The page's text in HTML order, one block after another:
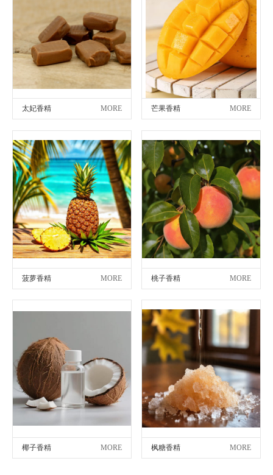
太妃香精 MORE 芒果香精 MORE
菠萝香精 MORE 桃子香精 MORE
椰子香精 MORE 枫糖香精 MORE